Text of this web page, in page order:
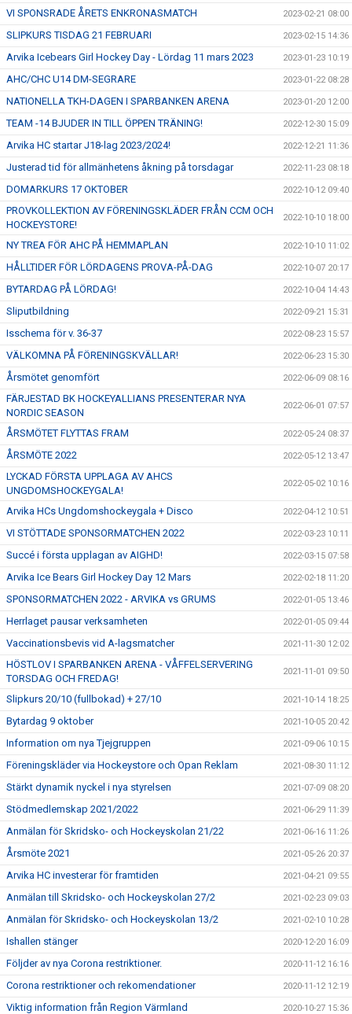
VI SPONSRADE ÅRETS ENKRONASMATCH 2023-02-21 08:00
SLIPKURS TISDAG 21 FEBRUARI 2023-02-15 14:36
Arvika Icebears Girl Hockey Day - Lördag 11 mars 2023 2023-01-23 10:19
AHC/CHC U14 DM-SEGRARE 2023-01-22 08:28
NATIONELLA TKH-DAGEN I SPARBANKEN ARENA 2023-01-20 12:00
TEAM -14 BJUDER IN TILL ÖPPEN TRÄNING! 2022-12-30 15:09
Arvika HC startar J18-lag 2023/2024! 2022-12-21 11:36
Justerad tid för allmänhetens åkning på torsdagar 2022-11-23 08:18
DOMARKURS 17 OKTOBER 2022-10-12 09:40
PROVKOLLEKTION AV FÖRENINGSKLÄDER FRÅN CCM OCH
HOCKEYSTORE!
2022-10-10 18:00
NY TREA FÖR AHC PÅ HEMMAPLAN 2022-10-10 11:02
HÅLLTIDER FÖR LÖRDAGENS PROVA-PÅ-DAG 2022-10-07 20:17
BYTARDAG PÅ LÖRDAG! 2022-10-04 14:43
Sliputbildning 2022-09-21 15:31
Isschema för v. 36-37 2022-08-23 15:57
VÄLKOMNA PÅ FÖRENINGSKVÄLLAR! 2022-06-23 15:30
Årsmötet genomfört 2022-06-09 08:16
FÄRJESTAD BK HOCKEYALLIANS PRESENTERAR NYA
NORDIC SEASON
2022-06-01 07:57
ÅRSMÖTET FLYTTAS FRAM 2022-05-24 08:37
ÅRSMÖTE 2022 2022-05-12 13:47
LYCKAD FÖRSTA UPPLAGA AV AHCS
UNGDOMSHOCKEYGALA!
2022-05-02 10:16
Arvika HCs Ungdomshockeygala + Disco 2022-04-12 10:51
VI STÖTTADE SPONSORMATCHEN 2022 2022-03-23 10:11
Succé i första upplagan av AIGHD! 2022-03-15 07:58
Arvika Ice Bears Girl Hockey Day 12 Mars 2022-02-18 11:20
SPONSORMATCHEN 2022 - ARVIKA vs GRUMS 2022-01-05 13:46
Herrlaget pausar verksamheten 2022-01-05 09:44
Vaccinationsbevis vid A-lagsmatcher 2021-11-30 12:02
HÖSTLOV I SPARBANKEN ARENA - VÅFFELSERVERING
TORSDAG OCH FREDAG!
2021-11-01 09:50
Slipkurs 20/10 (fullbokad) + 27/10 2021-10-14 18:25
Bytardag 9 oktober 2021-10-05 20:42
Information om nya Tjejgruppen 2021-09-06 10:15
Föreningskläder via Hockeystore och Opan Reklam 2021-08-30 11:12
Stärkt dynamik nyckel i nya styrelsen 2021-07-09 08:20
Stödmedlemskap 2021/2022 2021-06-29 11:39
Anmälan för Skridsko- och Hockeyskolan 21/22 2021-06-16 11:26
Årsmöte 2021 2021-05-26 20:37
Arvika HC investerar för framtiden 2021-04-21 09:55
Anmälan till Skridsko- och Hockeyskolan 27/2 2021-02-23 09:03
Anmälan för Skridsko- och Hockeyskolan 13/2 2021-02-10 10:28
Ishallen stänger 2020-12-20 16:09
Följder av nya Corona restriktioner. 2020-11-12 16:16
Corona restriktioner och rekomendationer 2020-11-12 12:19
Viktig information från Region Värmland 2020-10-27 15:36